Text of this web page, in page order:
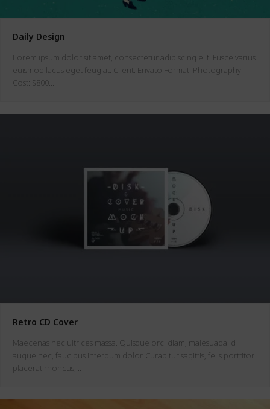
Daily Design
Lorem ipsum dolor sit amet, consectetur adipiscing elit. Fusce varius
euismod lacus eget feugiat. Client: Envato Format: Photography
Cost: $800…
Retro CD Cover
Maecenas nec ultrices massa. Quisque orci diam, malesuada id
augue nec, faucibus interdum dolor. Curabitur sagittis, felis porttitor
placerat rhoncus,…